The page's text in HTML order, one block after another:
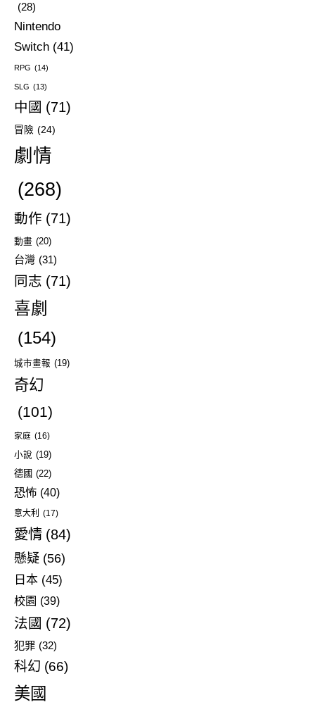
(28)
Nintendo
Switch (41)
RPG (14)
SLG (13)
中國 (71)
冒險 (24)
劇情
(268)
動作 (71)
動畫 (20)
台灣 (31)
同志 (71)
喜劇
(154)
城市畫報 (19)
奇幻
(101)
家庭 (16)
小說 (19)
德國 (22)
恐怖 (40)
意大利 (17)
愛情 (84)
懸疑 (56)
日本 (45)
校園 (39)
法國 (72)
犯罪 (32)
科幻 (66)
美國